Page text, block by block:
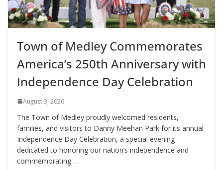
Town of Medley Commemorates
America’s 250th Anniversary with
Independence Day Celebration
August 3, 2026
The Town of Medley proudly welcomed residents,
families, and visitors to Danny Meehan Park for its annual
Independence Day Celebration, a special evening
dedicated to honoring our nation’s independence and
commemorating …